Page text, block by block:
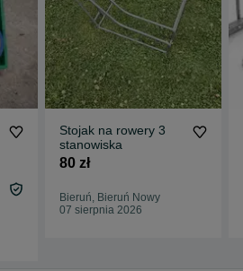
Stojak na rowery 3
stanowiska
80 zł
Bieruń, Bieruń Nowy
07 sierpnia 2026